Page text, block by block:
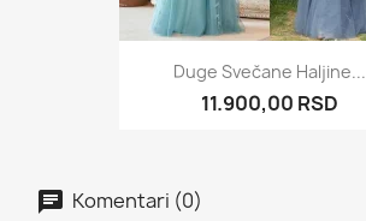
Duge Svečane Haljine...
11.900,00 RSD
Komentari (0)